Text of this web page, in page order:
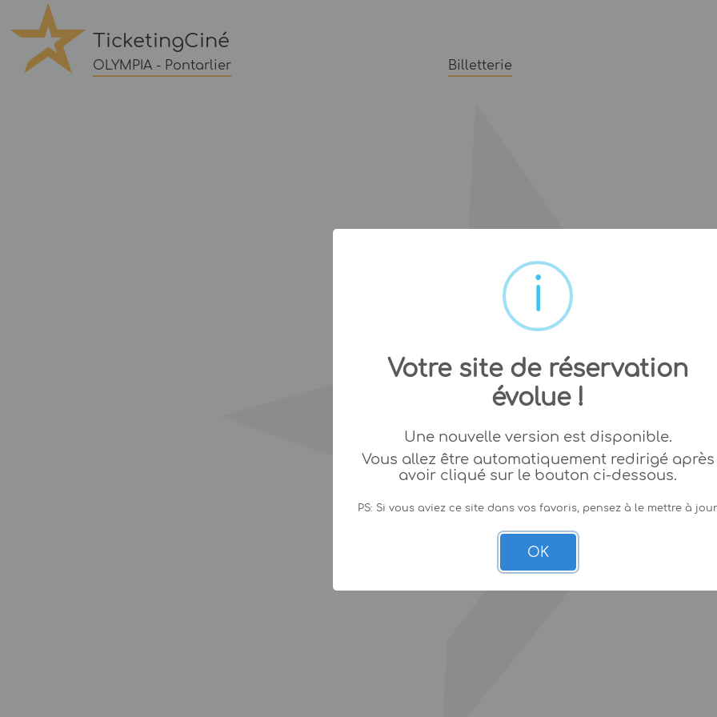
TicketingCiné
OLYMPIA - Pontarlier Billetterie
Votre site de réservation
évolue !
Une nouvelle version est disponible.
Vous allez être automatiquement redirigé après
avoir cliqué sur le bouton ci-dessous.
PS: Si vous aviez ce site dans vos favoris, pensez à le mettre à
OK